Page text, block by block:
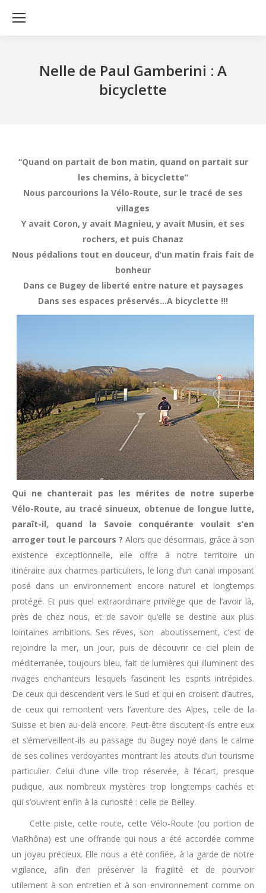
Nelle de Paul Gamberini : A
bicyclette
“Quand on partait de bon matin, quand on partait sur
les chemins, à bicyclette”
Nous parcourions la Vélo-Route, sur le tracé de ses
villages
Y avait Coron, y avait Magnieu, y avait Musin, et ses
rochers, et puis Chanaz
Nous pédalions tout en douceur, d’un matin frais fait de
bonheur
Dans ce Bugey de liberté entre nature et paysages
Dans ses espaces préservés…A bicyclette !!!
Qui ne chanterait pas les mérites de notre superbe
Vélo-Route, au tracé sinueux, obtenue de longue lutte,
paraît-il, quand la Savoie conquérante voulait s’en
arroger tout le parcours ? Alors que désormais, grâce à son
existence exceptionnelle, elle offre à notre territoire un
itinéraire aux charmes particuliers, le long d’un canal imposant
posé dans un environnement encore naturel et longtemps
protégé. Et puis quel extraordinaire privilège que de l’avoir là,
près de chez nous, et de savoir qu’elle se destine aux plus
lointaines ambitions. Ses rêves, son aboutissement, c’est de
rejoindre la mer, un jour, puis de découvrir ce ciel plein de
méditerranée, toujours bleu, fait de lumières qui illuminent des
rivages enchanteurs lesquels fascinent les esprits intrépides.
De ceux qui descendent vers le Sud et qui en croisent d’autres,
de ceux qui remontent vers l’aventure des Alpes, celle de la
Suisse et bien au-delà encore. Peut-être discutent-ils entre eux
et s’émerveillent-ils au passage du Bugey noyé dans le calme
de ses collines verdoyantes montrant les atouts d’un tourisme
particulier. Celui d’une ville trop réservée, à l’écart, presque
pudique, aux nombreux mystères trop longtemps cachés et
qui s’ouvrent enfin à la curiosité : celle de Belley.
Cette piste, cette route, cette Vélo-Route (ou portion de
ViaRhôna) est une offrande qui nous a été accordée comme
un joyau précieux. Elle nous a été confiée, à la garde de notre
vigilance, afin d’en préserver la fragilité et de pourvoir
utilement à son entretien et à son environnement comme on